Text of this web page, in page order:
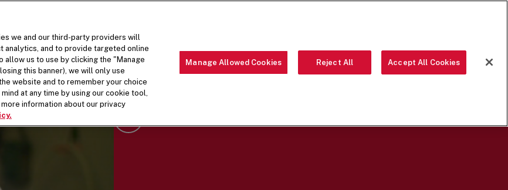
Scroll Down
we and our third-party providers will
analytics, and to provide targeted online
us to use by clicking the "Manage
this banner), we will only use
website and to remember your choice
at any time by using our cookie tool,
information about our privacy
Manage Allowed Cookies Reject All Accept All Cookies